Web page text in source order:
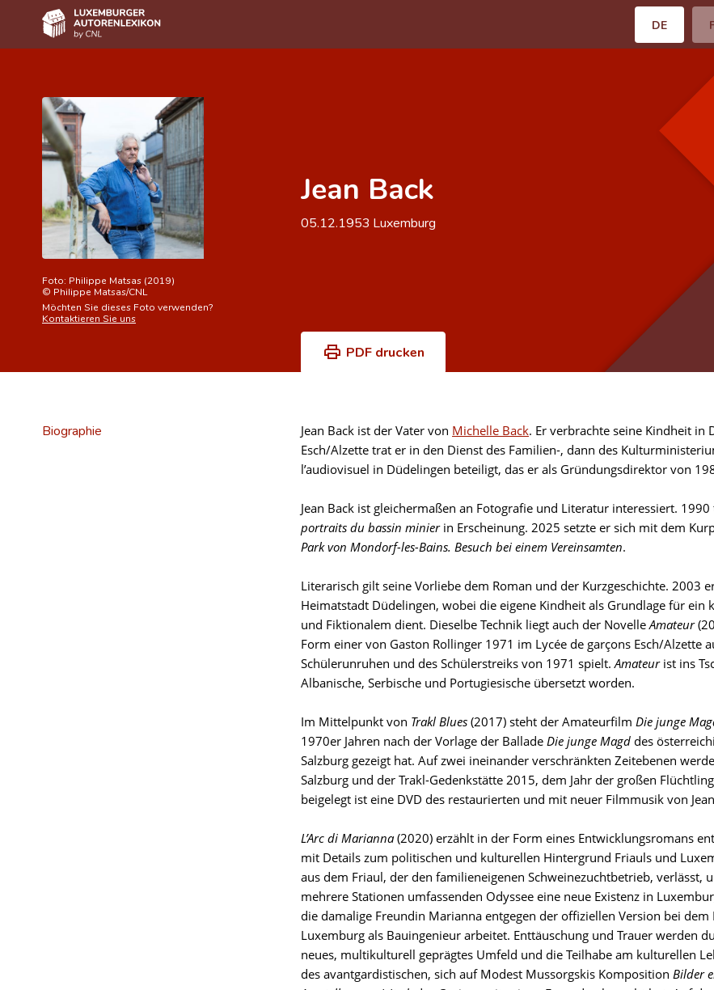
DE
Autor(inn)en A-Z
Erweiterte Suche
Häufige Fragen und Antworten
CNL
Forschungsgruppe
Kontakt
Foto: Philippe Matsas (2019)
© Philippe Matsas/CNL
Möchten Sie dieses Foto verwenden?
Kontaktieren Sie uns
Jean Back
05.12.1953 Luxemburg
PDF drucken
Biographie Jean Back ist der Vater von Michelle Back. Er verbrachte seine Kindheit in
Esch/Alzette trat er in den Dienst des Familien-, dann des
l’audiovisuel in Düdelingen beteiligt, das er als Gründungsdirektor von
Jean Back ist gleichermaßen an Fotografie und Literatur interessiert.
portraits du bassin minierin Erscheinung. 2025 setzte er sich mit dem
Park von Mondorf-les-Bains. Besuch bei einem Vereinsamten.
Literarisch gilt seine Vorliebe dem Roman und der Kurzgeschichte. 2003
Heimatstadt Düdelingen, wobei die eigene Kindheit als Grundlage für
und Fiktionalem dient. Dieselbe Technik liegt auch der NovelleAmateur
Form einer von Gaston Rollinger 1971 im Lycée de garçons Esch/Alzette
Schülerunruhen und des Schülerstreiks von 1971 spielt.Amateurist ins
Albanische, Serbische und Portugiesische übersetzt worden.
Im Mittelpunkt von Trakl Blues (2017) steht der Amateurfilm Die junge
1970er Jahren nach der Vorlage der Ballade Die junge Magd des
Salzburg gezeigt hat. Auf zwei ineinander verschränkten Zeitebenen
Salzburg und der Trakl-Gedenkstätte 2015, dem Jahr der großen
beigelegt ist eine DVD des restaurierten und mit neuer Filmmusik von
L’Arc di Marianna(2020) erzählt in der Form eines Entwicklungsromans
mit Details zum politischen und kulturellen Hintergrund Friauls und
aus dem Friaul, der den familieneigenen Schweinezuchtbetrieb,
mehrere Stationen umfassenden Odyssee eine neue Existenz in
die damalige Freundin Marianna entgegen der offiziellen Version bei
Luxemburg als Bauingenieur arbeitet. Enttäuschung und Trauer werden
neues, multikulturell geprägtes Umfeld und die Teilhabe am kulturellen
des avantgardistischen, sich auf Modest Mussorgskis Komposition Bilder